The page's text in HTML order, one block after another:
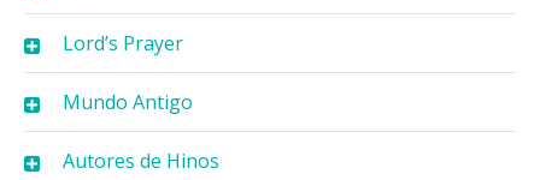
Lord’s Prayer
Mundo Antigo
Autores de Hinos